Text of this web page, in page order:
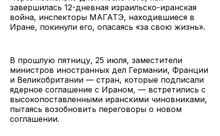
завершилась 12-дневная израильско-иранская
война, инспекторы МАГАТЭ, находившиеся в
Иране, покинули его, опасаясь «за свою жизнь».
В прошлую пятницу, 25 июля, заместители
министров иностранных дел Германии, Франции
и Великобритании — стран, которые подписали
ядерное соглашение с Ираном, — встретились с
высокопоставленными иранскими чиновниками,
пытаясь возобновить переговоры о новом
соглашении.